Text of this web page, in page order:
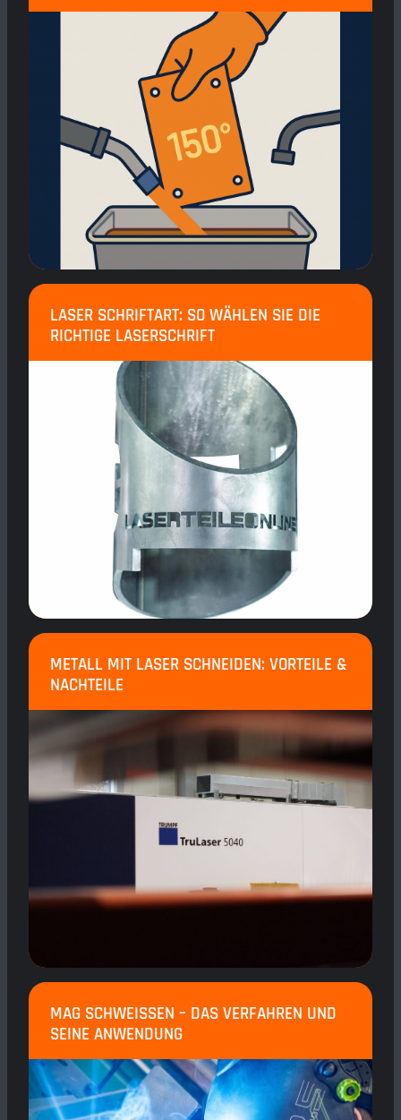
LASER SCHRIFTART: SO WÄHLEN SIE DIE
RICHTIGE LASERSCHRIFT
METALL MIT LASER SCHNEIDEN: VORTEILE &
NACHTEILE
MAG SCHWEISSEN – DAS VERFAHREN UND S
EINE ANWENDUNG